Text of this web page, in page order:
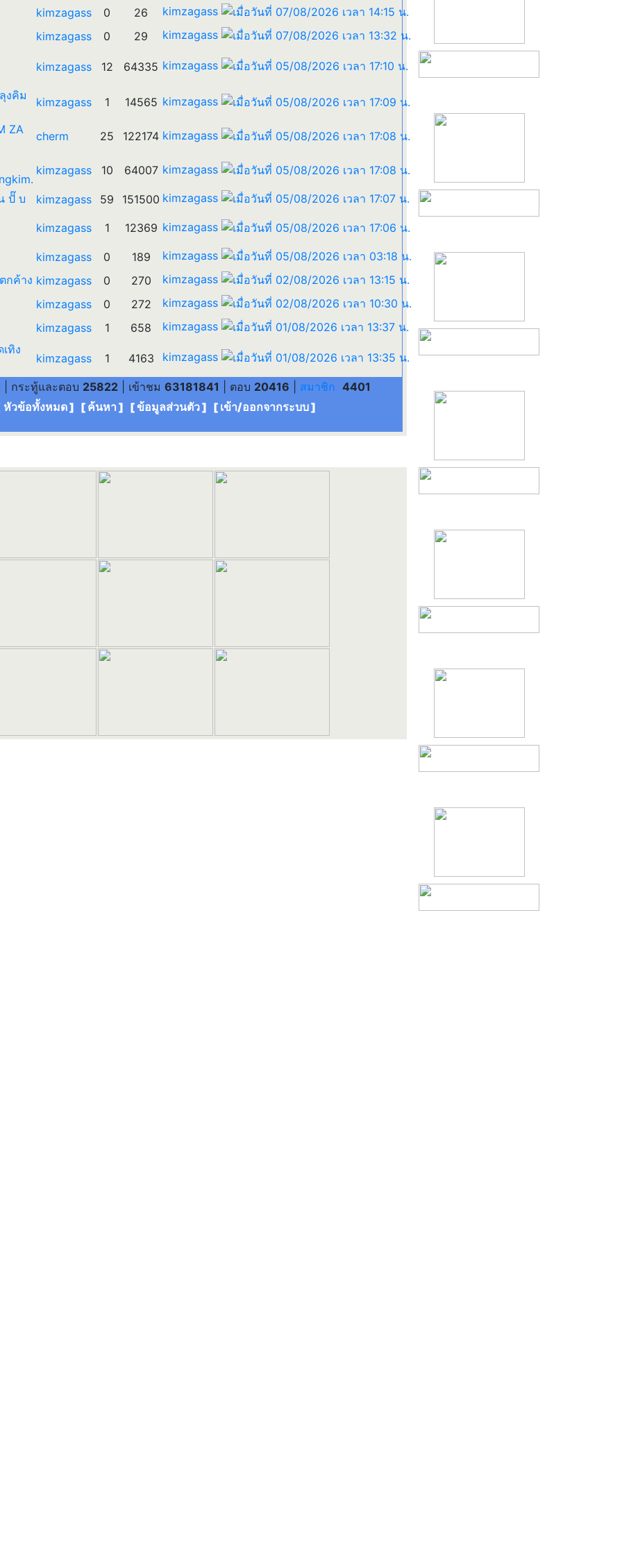
kimzagass 0 26
kimzagass
kimzagass 0 29
kimzagass
kimzagass 12 64335 kimzagass
งคิม
kimzagass 1 14565 kimzagass
ZA
cherm 25 122174 kimzagass
kimzagass 10 64007 kimzagass
ปั๊ บ kimzagass 59 151500 kimzagass
kimzagass 1 12369 kimzagass
kimzagass 0 189
kimzagass
กค้าง kimzagass 0 270
kimzagass
kimzagass 0 272
kimzagass
kimzagass 1 658
kimzagass
ทิง
kimzagass 1 4163 kimzagass
| กระทู้และตอบ 25822 | เข้าชม 63181841 | ตอบ 20416 สมาชิก 4401
หัวข้อทั้งหมด] [ ค้นหา ] [ข้อมูลส่วนตัว] [ เข้า/ออกจากระบบ]